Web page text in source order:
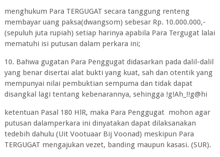
menghukum Para TERGUGAT secara tanggung renteng
membayar uang paksa(dwangsom) sebesar Rp. 10.000.000,-
(sepuluh juta rupiah) setiap harinya apabila Para Tergugat lalai
mematuhi isi putusan dalam perkara ini;
10. Bahwa gugatan Para Penggugat didasarkan pada dalil-dalil
yang benar disertai alat bukti yang kuat, sah dan otentik yang
mempunyai nilai pembuktian sempuma dan tidak dapat
disangkal lagi tentang kebenarannya, sehingga !g!Ah_!!g@hi
ketentuan Pasal 180 HlR, maka Para Penggugat mohon agar
putusan dalamperkara ini dinyatakan dapat dilaksanakan
tedebih dahulu (Uit Vootuaar Bij Voonad) meskipun Para
TERGUGAT mengajukan vezet, banding maupun kasasi. (SUR).